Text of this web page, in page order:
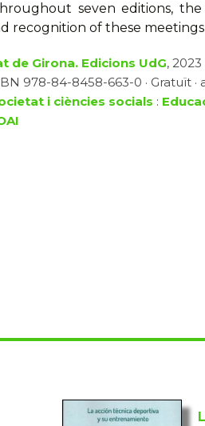
seven editions,
recognition of these
de Girona. Edicions UdG, 2023
978-84-8458-663-0 · Gratuït ·
i ciències socials :